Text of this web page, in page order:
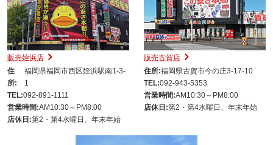
販売姪浜店
住
所:
福岡県福岡市西区姪浜駅南1-3-
1
TEL:092-891-1111
営業時間:AM10:30～PM8:00
店休日:第2・第4水曜日、年末年始
販売古賀店
住所:福岡県古賀市今の庄3-17-10
TEL:092-943-5353
営業時間:AM10:30～PM8:00
店休日:第2・第4水曜日、年末年始